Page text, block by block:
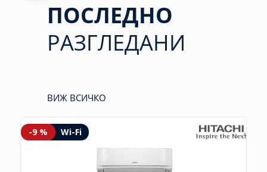
ПОСЛЕДНО
РАЗГЛЕДАНИ
ВИЖ ВСИЧКО
-9 % Wi-Fi